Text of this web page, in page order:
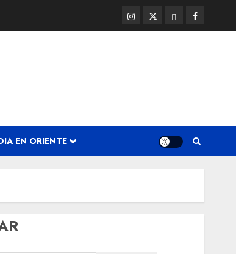
Instagram
@EnOriente
Twitter
(X)
ThreadsFacebook
EN ORIENTE